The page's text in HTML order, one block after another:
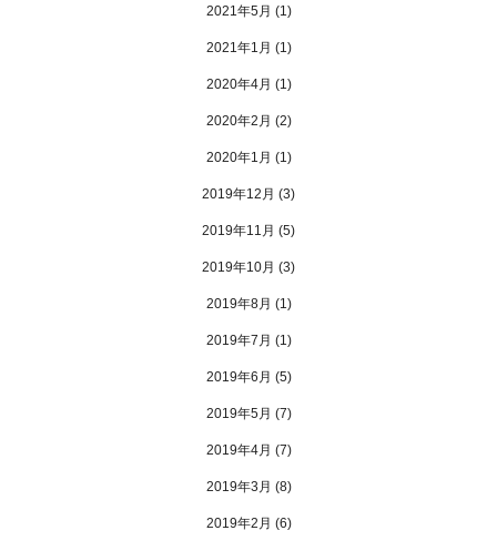
2021年5月 (1)
2021年1月 (1)
2020年4月 (1)
2020年2月 (2)
2020年1月 (1)
2019年12月 (3)
2019年11月 (5)
2019年10月 (3)
2019年8月 (1)
2019年7月 (1)
2019年6月 (5)
2019年5月 (7)
2019年4月 (7)
2019年3月 (8)
2019年2月 (6)